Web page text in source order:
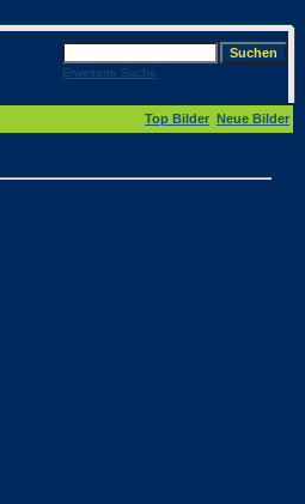
Erweiterte Suche
Top Bilder Neue Bilder